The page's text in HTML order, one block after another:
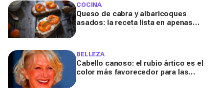
COCINA
Queso de cabra y albaricoques
asados: la receta lista en apenas
BELLEZA
Cabello canoso: el rubio ártico es el
color más favorecedor para las